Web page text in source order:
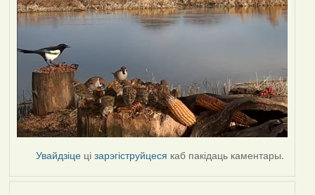
Увайдзіце цізарэгіструйцеся каб пакідаць каментары.